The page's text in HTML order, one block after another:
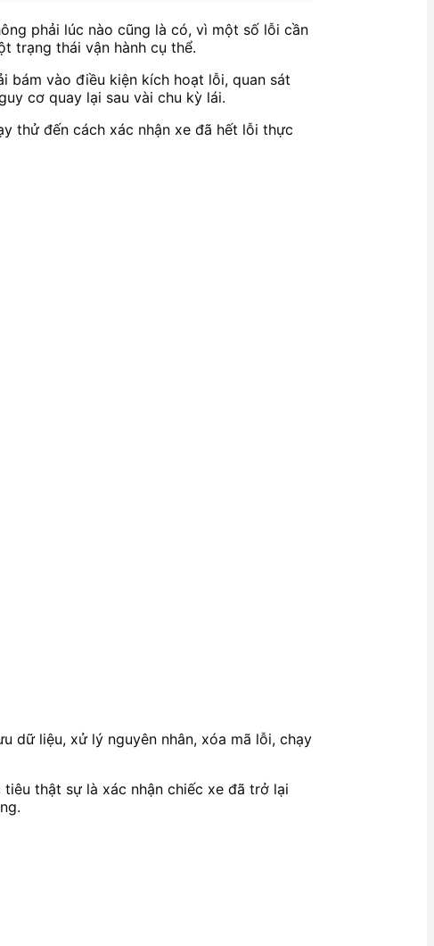
phải lúc nào cũng là có, vì một số lỗi cần
trạng thái vận hành cụ thể.
bám vào điều kiện kích hoạt lỗi, quan sát
cơ quay lại sau vài chu kỳ lái.
thử đến cách xác nhận xe đã hết lỗi thực
dữ liệu, xử lý nguyên nhân, xóa mã lỗi, chạy
thật sự là xác nhận chiếc xe đã trở lại